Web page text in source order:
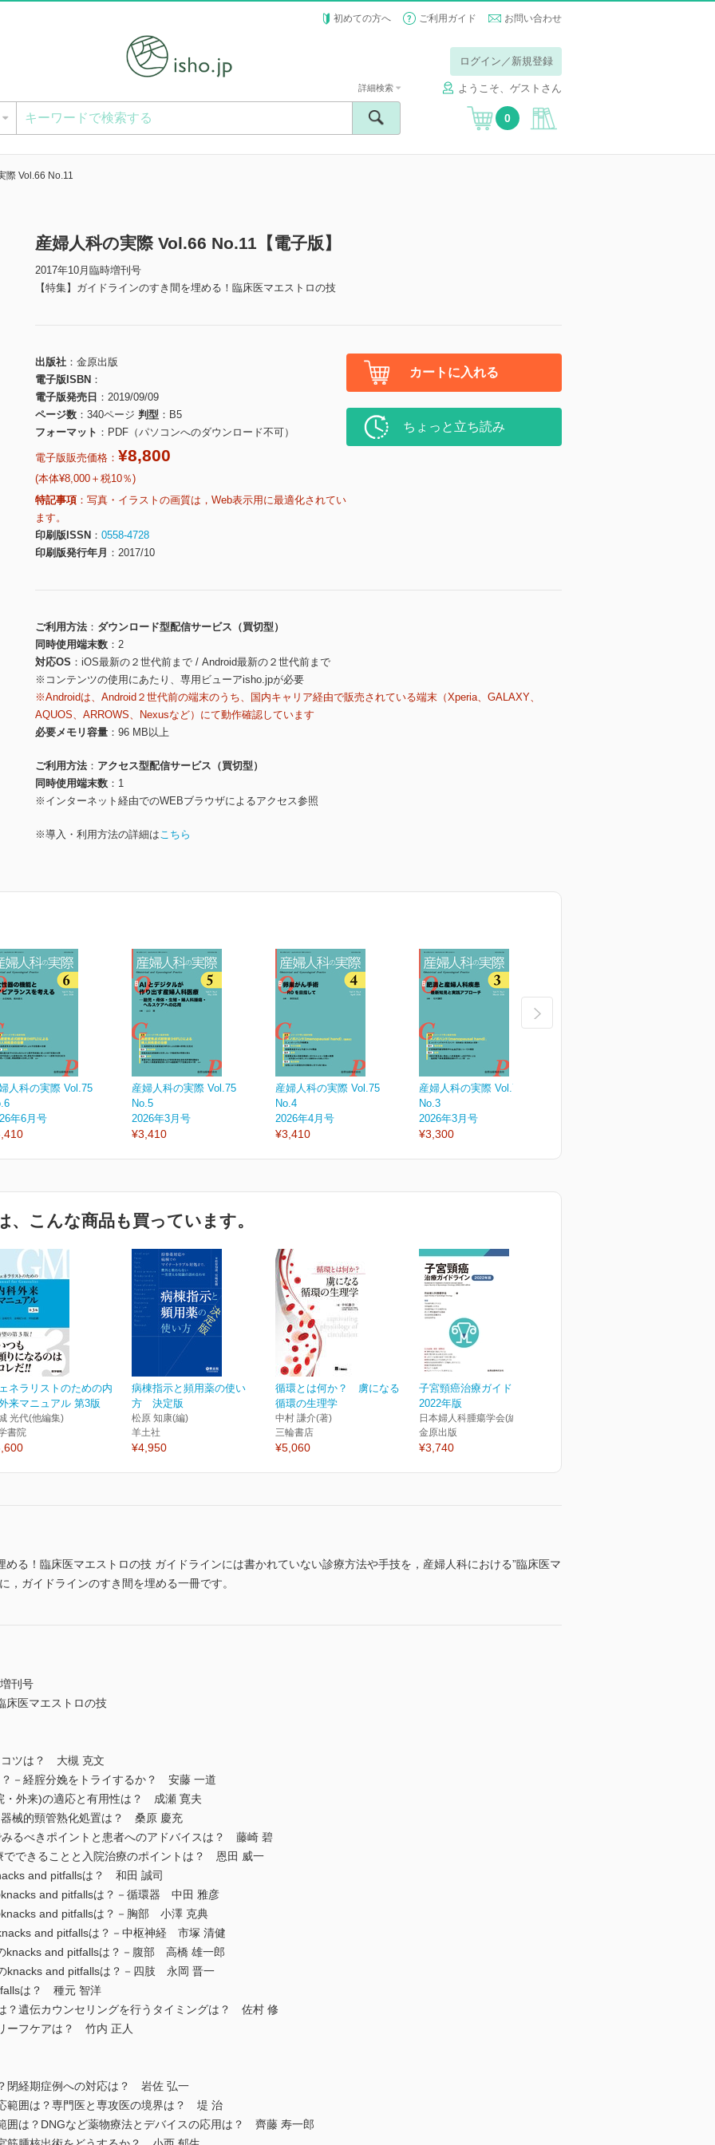
初めての方へ ご利用ガイド お問い合わせ
ログイン／新規登録
ようこそ、ゲストさん
詳細検索
0
際 Vol.66 No.11
産婦人科の実際 Vol.66 No.11【電子版】
2017年10月臨時増刊号
【特集】ガイドラインのすき間を埋める！臨床医マエストロの技
出版社
金原出版
電子版ISBN
電子版発売日
2019/09/09
ページ数
340ページ 判型
B5
フォーマット
PDF（パソコンへのダウンロード不可）
電子版販売価格： ¥8,800
(本体¥8,000＋税10％)
特記事項
写真・イラストの画質は，Web表示用に最適化されてい
ます。
印刷版ISSN
0558-4728
印刷版発行年月
2017/10
カートに入れる
ちょっと立ち読み
ご利用方法
ダウンロード型配信サービス（買切型）
同時使用端末数
2
対応OS
iOS最新の２世代前まで / Android最新の２世代前まで
※コンテンツの使用にあたり、専用ビューアisho.jpが必要
※Androidは、Android２世代前の端末のうち、国内キャリア経由で販売されている端末（Xperia、GALAXY、
AQUOS、ARROWS、Nexusなど）にて動作確認しています
必要メモリ容量
96 MB以上
ご利用方法
アクセス型配信サービス（買切型）
同時使用端末数
1
※インターネット経由でのWEBブラウザによるアクセス参照
※導入・利用方法の詳細はこちら
人科の実際 Vol.75
年6月号
産婦人科の実際 Vol.75
No.5
2026年3月号
¥3,410
産婦人科の実際 Vol.75
No.4
2026年4月号
¥3,410
産婦人科の実際 Vol.75
No.3
2026年3月号
¥3,300
、こんな商品も買っています。
ネラリストのための内
来マニュアル 第3版
光代(他編集)
書院
病棟指示と頻用薬の使い
方 決定版
松原 知康(編)
羊土社
¥4,950
循環とは何か？ 虜になる
循環の生理学
中村 謙介(著)
三輪書店
¥5,060
子宮頸癌治療ガイドライン
2022年版
日本婦人科腫瘍学会(編)
金原出版
¥3,740
る！臨床医マエストロの技 ガイドラインには書かれていない診療方法や手技を，産婦人科における”臨床医マ
，ガイドラインのすき間を埋める一冊です。
刊号
床医マエストロの技
ツは？ 大槻 克文
－経腟分娩をトライするか？ 安藤 一道
外来)の適応と有用性は？ 成瀬 寛夫
械的頸管熟化処置は？ 桑原 慶充
るべきポイントと患者へのアドバイスは？ 藤崎 碧
できることと入院治療のポイントは？ 恩田 威一
and pitfallsは？ 和田 誠司
and pitfallsは？－循環器 中田 雅彦
and pitfallsは？－胸部 小澤 克典
and pitfallsは？－中枢神経 市塚 清健
and pitfallsは？－腹部 高橋 雄一郎
knacks and pitfallsは？－四肢 永岡 晋一
は？ 種元 智洋
遺伝カウンセリングを行うタイミングは？ 佐村 修
ーフケアは？ 竹内 正人
閉経期症例への対応は？ 岩佐 弘一
囲は？専門医と専攻医の境界は？ 堤 治
は？DNGなど薬物療法とデバイスの応用は？ 齊藤 寿一郎